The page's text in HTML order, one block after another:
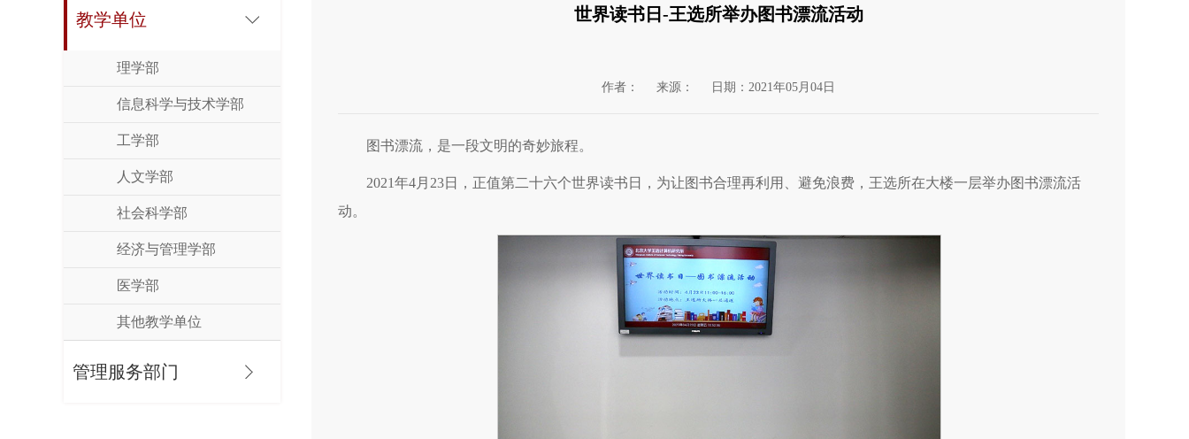
教学单位
理学部
信息科学与技术学部
工学部
人文学部
社会科学部
经济与管理学部
医学部
其他教学单位
管理服务部门
世界读书日-王选所举办图书漂流活动
作者： 来源： 日期：2021年05月04日
图书漂流，是一段文明的奇妙旅程。
2021年4月23日，正值第二十六个世界读书日，为让图书合理再利用、避免浪费，王选所在大楼一层举办图书漂流活
动。